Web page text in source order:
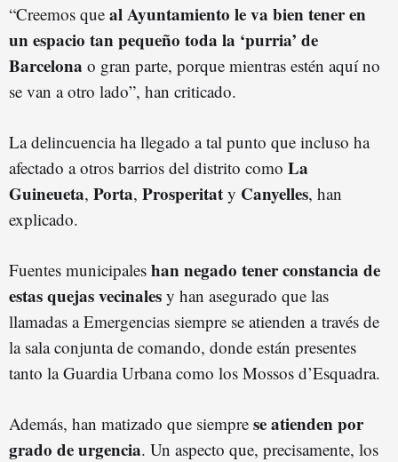
“Creemos que al Ayuntamiento le va bien tener en
un espacio tan pequeño toda la ‘purria’ de
Barcelona o gran parte, porque mientras estén aquí no
se van a otro lado”, han criticado.
La delincuencia ha llegado a tal punto que incluso ha
afectado a otros barrios del distrito como La
Guineueta, Porta, Prosperitat y Canyelles, han
explicado.
Fuentes municipales han negado tener constancia de
estas quejas vecinales y han asegurado que las
llamadas a Emergencias siempre se atienden a través de
la sala conjunta de comando, donde están presentes
tanto la Guardia Urbana como los Mossos d’Esquadra.
Además, han matizado que siempre se atienden por
grado de urgencia. Un aspecto que, precisamente, los